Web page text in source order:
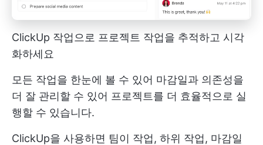
ClickUp 작업으로 프로젝트 작업을 추적하고 시각
화하세요
모든 작업을 한눈에 볼 수 있어 마감일과 의존성을
더 잘 관리할 수 있어 프로젝트를 더 효율적으로 실
행할 수 있습니다.
ClickUp을 사용하면 팀이 작업, 하위 작업, 마감일